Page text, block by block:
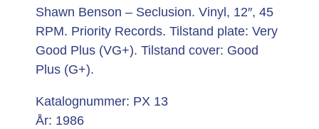
Shawn Benson – Seclusion. Vinyl, 12″, 45
RPM. Priority Records. Tilstand plate: Very
Good Plus (VG+). Tilstand cover: Good
Plus (G+).
Katalognummer: PX 13
År: 1986